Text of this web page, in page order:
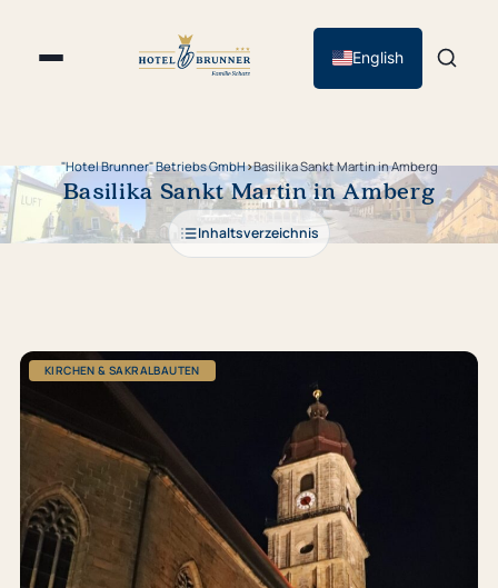
English
"Hotel Brunner" Betriebs GmbH›Basilika Sankt Martin in Amberg
Basilika Sankt Martin in Amberg
Inhaltsverzeichnis
KIRCHEN & SAKRALBAUTEN